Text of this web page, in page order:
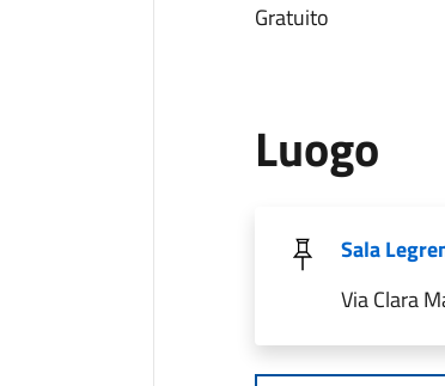
Gratuito
Luogo
Sala
Via Clara